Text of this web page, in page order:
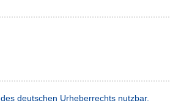
deutschen Urheberrechts nutzbar.